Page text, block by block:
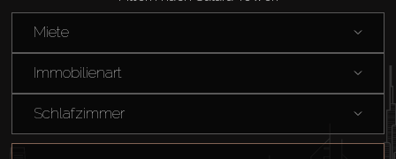
Verkaufen
Off-Plan
Agenten
Miete
Immobilienart
Schlafzimmer